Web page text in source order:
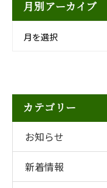
月別アーカイブ
月を選択
カテゴリー
お知らせ
新着情報